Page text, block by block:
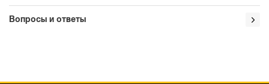
Вопросы и ответы